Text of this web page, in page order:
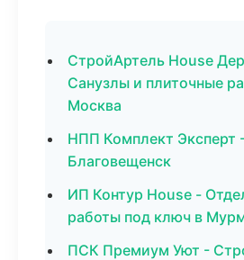
СтройАртель House
Санузлы и плиточные
Москва
НПП Комплект Эксперт
Благовещенск
ИП Контур House -
работы под ключ в
ПСК Премиум Уют -